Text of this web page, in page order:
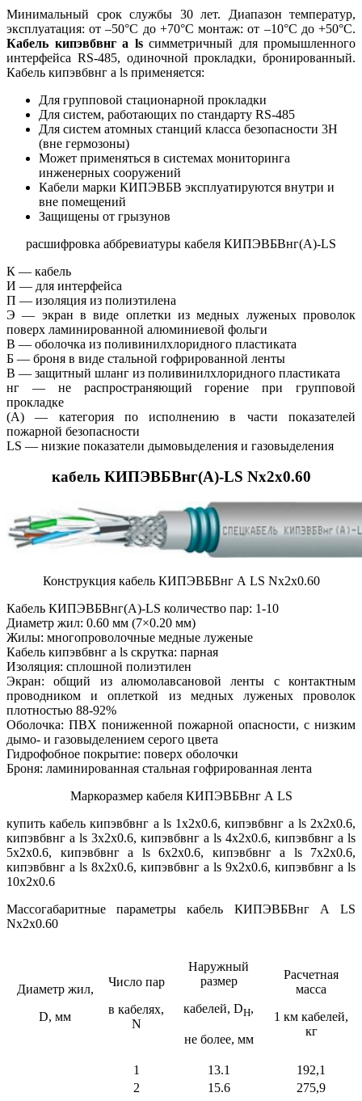
Минимальный срок службы 30 лет. Диапазон температур,
эксплуатация: от –50°С до +70°С монтаж: от –10°С до +50°С.
Кабель кипэвбвнг а ls симметричный для промышленного
интерфейса RS-485, одиночной прокладки, бронированный.
Кабель кипэвбвнг а ls применяется:
Для групповой стационарной прокладки
Для систем, работающих по стандарту RS-485
Для систем атомных станций класса безопасности 3Н
(вне гермозоны)
Может применяться в системах мониторинга
инженерных сооружений
Кабели марки КИПЭВБВ эксплуатируются внутри и
вне помещений
Защищены от грызунов
расшифровка аббревиатуры кабеля КИПЭВБВнг(А)-LS
К — кабель
И — для интерфейса
П — изоляция из полиэтилена
Э — экран в виде оплетки из медных луженых проволок
поверх ламинированной алюминиевой фольги
В — оболочка из поливинилхлоридного пластиката
Б — броня в виде стальной гофрированной ленты
В — защитный шланг из поливинилхлоридного пластиката
нг — не распространяющий горение при групповой
прокладке
(А) — категория по исполнению в части показателей
пожарной безопасности
LS — низкие показатели дымовыделения и газовыделения
кабель КИПЭВБВнг(А)-LS Nx2x0.60
Конструкция кабель КИПЭВБВнг А LS Nx2x0.60
Кабель КИПЭВБВнг(А)-LS количество пар: 1-10
Диаметр жил: 0.60 мм (7×0.20 мм)
Жилы: многопроволочные медные луженые
Кабель кипэвбвнг а ls скрутка: парная
Изоляция: сплошной полиэтилен
Экран: общий из алюмолавсановой ленты с контактным
проводником и оплеткой из медных луженых проволок
плотностью 88-92%
Оболочка: ПВХ пониженной пожарной опасности, с низким
дымо- и газовыделением серого цвета
Гидрофобное покрытие: поверх оболочки
Броня: ламинированная стальная гофрированная лента
Маркоразмер кабеля КИПЭВБВнг А LS
купить кабель кипэвбвнг а ls 1х2х0.6, кипэвбвнг а ls 2х2х0.6,
кипэвбвнг а ls 3х2х0.6, кипэвбвнг а ls 4х2х0.6, кипэвбвнг а ls
5х2х0.6, кипэвбвнг а ls 6х2х0.6, кипэвбвнг а ls 7х2х0.6,
кипэвбвнг а ls 8х2х0.6, кипэвбвнг а ls 9х2х0.6, кипэвбвнг а ls
10х2х0.6
Массогабаритные параметры кабель КИПЭВБВнг А LS
Nx2x0.60
Диаметр жил,
D, мм
Число пар
в кабелях,
N
Наружный
размер
кабелей, DH,
не более, мм
Расчетная
масса
1 км кабелей,
кг
1 13.1
192,1
2
15.6
275,9